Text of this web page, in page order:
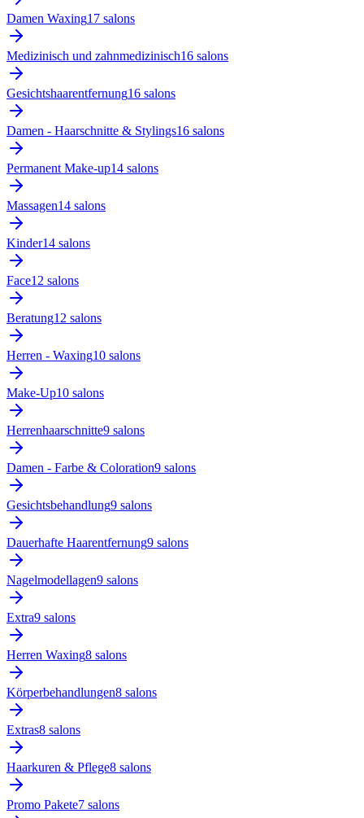
Damen Waxing17 salons
Medizinisch und zahnmedizinisch16 salons
Gesichtshaarentfernung16 salons
Damen - Haarschnitte & Stylings16 salons
Permanent Make-up14 salons
Massagen14 salons
Kinder14 salons
Face12 salons
Beratung12 salons
Herren - Waxing10 salons
Make-Up10 salons
Herrenhaarschnitte9 salons
Damen - Farbe & Coloration9 salons
Gesichtsbehandlung9 salons
Dauerhafte Haarentfernung9 salons
Nagelmodellagen9 salons
Extra9 salons
Herren Waxing8 salons
Körperbehandlungen8 salons
Extras8 salons
Haarkuren & Pflege8 salons
Promo Pakete7 salons